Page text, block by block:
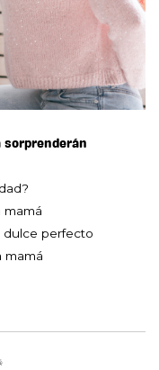
sorprenderán
mamá
dulce perfecto
mamá